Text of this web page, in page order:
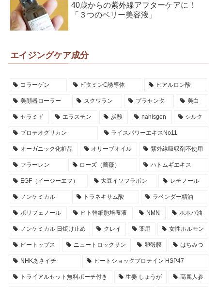
40歳からの紫外線アフターケアに！
「３つのベリー美容液」
エイジングケア成分
コラーゲン ビタミンC誘導体 ヒアルロン酸
美顔器ローラー スクワラン プラセンタ 美白
セラミド エラスチン 炭酸 nahlsgen シルク
プロテオグリカン ライスパワーエキスNo11
オーガニック化粧品 オリーブオイル 紫外線吸収剤不使用
フラーレン ローズ（薔薇） ハトムギエキス
EGF（イージーエフ） 大豆イソフラボン レチノール
ノンケミカル トラネキサム酸 ラベンダー精油
ポリフェノール ヒト幹細胞培養液 NMN ホホバ油
ノンケミカル 日焼け止め クレイ 薬用 女性ホルモン
ビートップス ニュートロックサン 卵殻膜 はちみつ
NHKあさイチ ヒートショックプロテイン HSP47
トライアルセット無料ポーチ付き 生姜 しょうが 高麗人参